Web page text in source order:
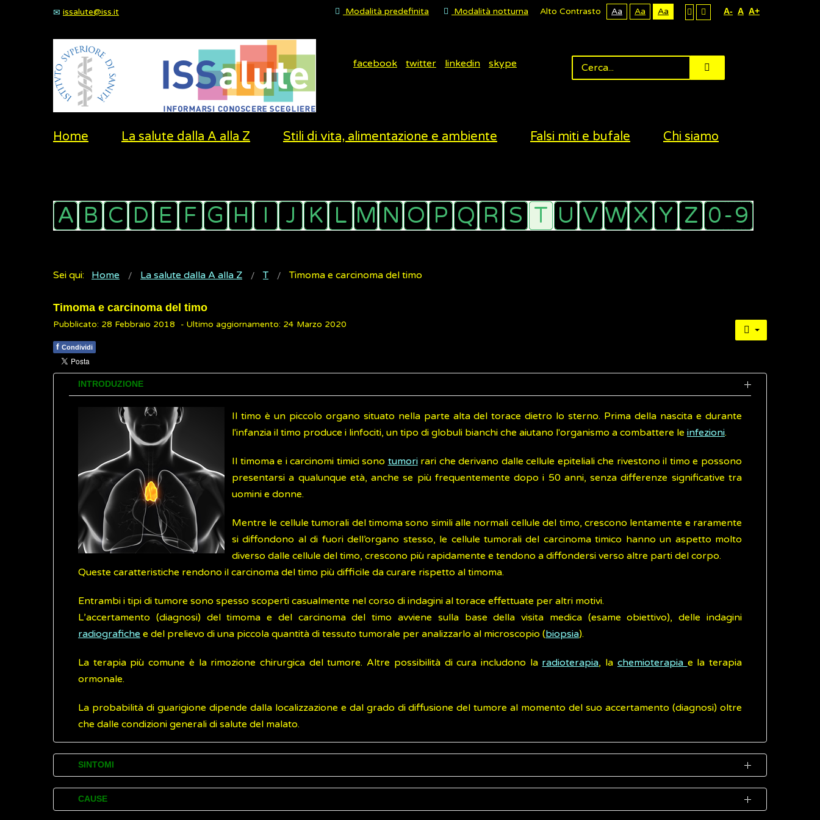
issalute@iss.it Modalità predefinita Modalità notturna Alto Contrasto Aa Aa Aa A- A A+
facebook twitter linkedin skype
Home La salute dalla A alla Z Stili di vita, alimentazione e ambiente Falsi miti e bufale Chi siamo
Sei qui: Home La salute dalla A alla Z T Timoma e carcinoma del timo
Timoma e carcinoma del timo
Pubblicato: 28 Febbraio 2018 - Ultimo aggiornamento: 24 Marzo 2020
f Condividi
INTRODUZIONE
Il timo è un piccolo organo situato nella parte alta del torace dietro lo sterno. Prima della nascita e durante
l'infanzia il timo produce i linfociti, un tipo di globuli bianchi che aiutano l'organismo a combattere le infezioni.
Il timoma e i carcinomi timici sono tumorirari che derivano dalle cellule epiteliali che rivestono il timo e possono
presentarsi a qualunque età, anche se più frequentemente dopo i 50 anni, senza differenze significative tra
uomini e donne.
Mentre le cellule tumorali del timoma sono simili alle normali cellule del timo, crescono lentamente e raramente
si diffondono al di fuori dell’organo stesso, le cellule tumorali del carcinoma timico hanno un aspetto molto
diverso dalle cellule del timo, crescono più rapidamente e tendono a diffondersi verso altre parti del corpo.
Queste caratteristiche rendono il carcinoma del timo più difficile da curare rispetto al timoma.
Entrambi i tipi di tumore sono spesso scoperti casualmente nel corso di indagini al torace effettuate per altri motivi.
L’accertamento (diagnosi) del timoma e del carcinoma del timo avviene sulla base della visita medica (esame obiettivo), delle indagini
radiografiche e del prelievo di una piccola quantità di tessuto tumorale per analizzarlo al microscopio (biopsia).
La terapia più comune è la rimozione chirurgica del tumore. Altre possibilità di cura includono la radioterapia, la chemioterapia e la terapia
ormonale.
La probabilità di guarigione dipende dalla localizzazione e dal grado di diffusione del tumore al momento del suo accertamento (diagnosi) oltre
che dalle condizioni generali di salute del malato.
SINTOMI
Timoma e carcinoma del timo possono non dare alcun disturbo e, quindi, essere scoperti casualmente nel corso di una tomografia assiale
computerizzata (TAC) o di unaradiografia del torace eseguite per altre ragioni.
CAUSE